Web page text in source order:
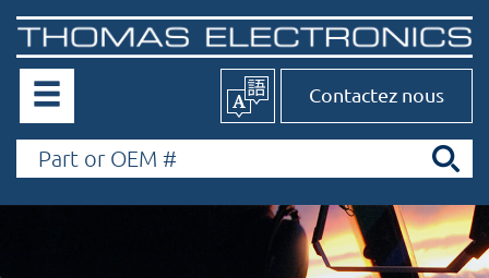
Contactez nous